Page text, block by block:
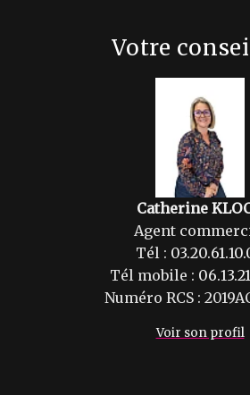
Votre
Catherine
Agent
Tél :
Tél mobile :
Numéro RCS :
Voir son profil